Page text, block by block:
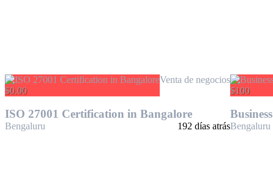
$0.00
Venta de negocios
ISO 27001 Certification in Bangalore
Bengaluru 192 días atrás
$100
Business
Bengaluru